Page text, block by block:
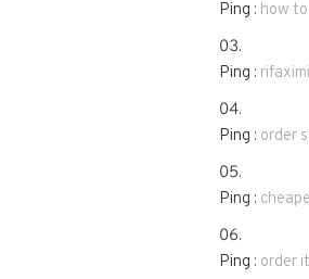
Ping : how
Ping :
Ping : order
Ping :
Ping : order